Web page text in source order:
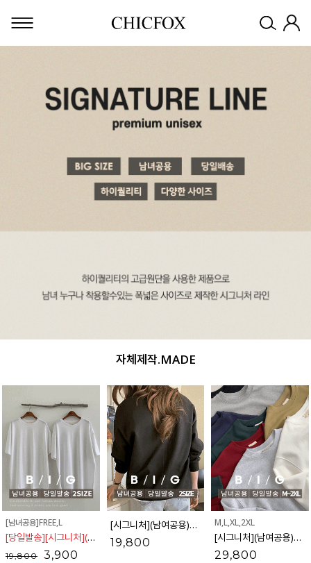
자체제작.MADE
[남녀공용]FREE,L
[당일발송][시그니처](남여공용) 코튼브리즈 무지반팔티셔츠_12TS1952
19,800 3,900
[시그니처](남여공용)퍼스널핏 코튼무지맨투맨
19,800
M,L,XL,2XL
[시그니처](남여공용)4S클래식 무지오버핏맨투맨
29,800